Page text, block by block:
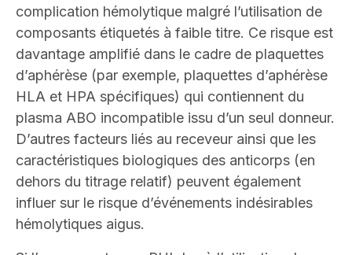
complication hémolytique malgré l’utilisation de
composants étiquetés à faible titre. Ce risque est
davantage amplifié dans le cadre de plaquettes
d’aphérèse (par exemple, plaquettes d’aphérèse
HLA et HPA spécifiques) qui contiennent du
plasma ABO incompatible issu d’un seul donneur.
D’autres facteurs liés au receveur ainsi que les
caractéristiques biologiques des anticorps (en
dehors du titrage relatif) peuvent également
influer sur le risque d’événements indésirables
hémolytiques aigus.